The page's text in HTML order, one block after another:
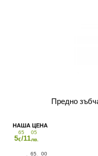
Предно
5
65
€/11
05
лв.
65
00